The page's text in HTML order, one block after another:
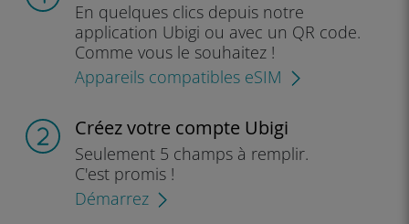
En quelques clics depuis notre
application Ubigi ou avec un QR code.
Comme vous le souhaitez !
Appareils compatibles eSIM
Créezvotre compte Ubigi
Seulement 5 champs à remplir.
C'est promis !
Démarrez